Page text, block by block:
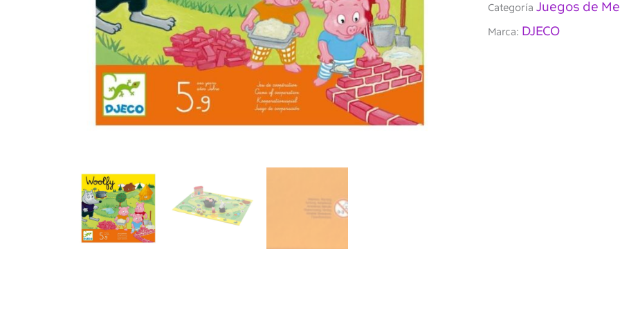
Categoría Juegos de
Marca: DJECO